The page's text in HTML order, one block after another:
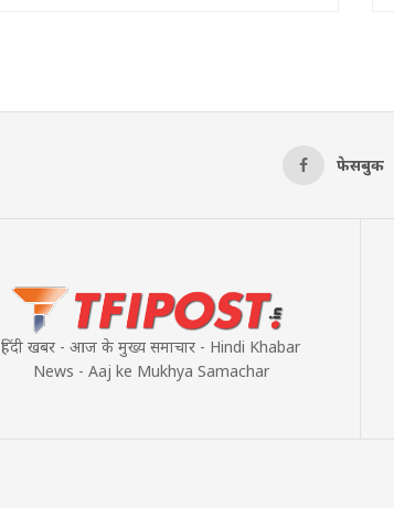
फेसबुक
हिंदी खबर - आज के मुख्य समाचार - Hindi Khabar
News - Aaj ke Mukhya Samachar